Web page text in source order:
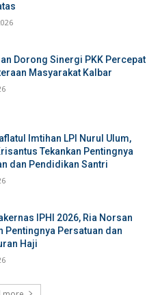
Dorong Sinergi PKK Percepat
Masyarakat Kalbar
Imtihan LPI Nurul Ulum,
Tekankan Pentingnya
dan Pendidikan Santri
IPHI 2026, Ria Norsan
Pentingnya Persatuan dan
Haji